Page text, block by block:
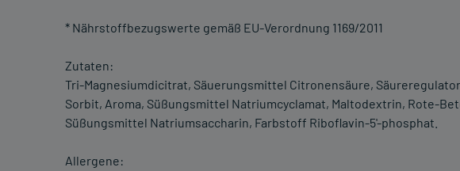
* Nährstoffbezugswerte gemäß EU-Verordnung 1169/2011
Zutaten:
Tri-Magnesiumdicitrat, Säuerungsmittel Citronensäure,
Sorbit, Aroma, Süßungsmittel Natriumcyclamat, Maltodextrin, Rote-
Süßungsmittel Natriumsaccharin, Farbstoff Riboflavin-5'-phosphat.
Allergene: